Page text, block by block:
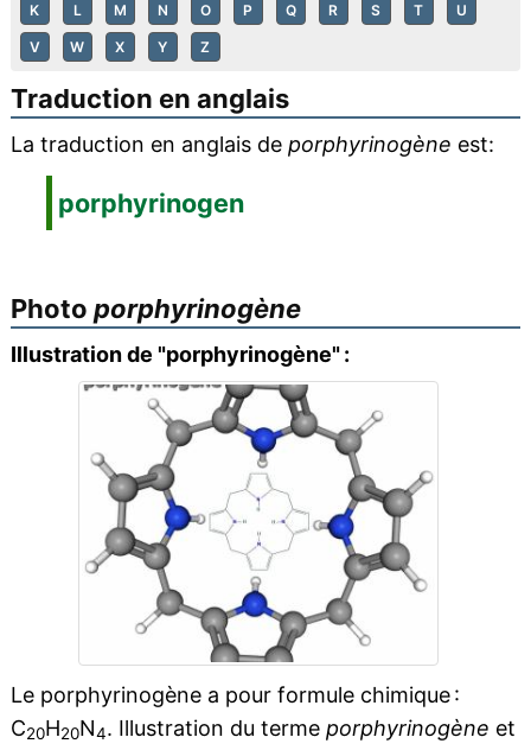
K L M N O P Q R S T U
V W X Y Z
Traduction en anglais
La traduction en anglais de porphyrinogène est:
porphyrinogen
Photo porphyrinogène
Illustration de "porphyrinogène" :
Le porphyrinogène a pour formule chimique :
C20H20N4. Illustration du terme porphyrinogène et